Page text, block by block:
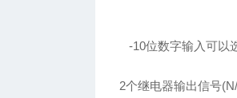
-10位数字输入可以
2个继电器输出信号